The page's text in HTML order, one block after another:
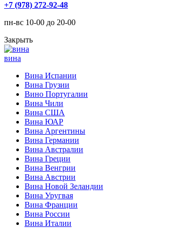
+7 (978) 272-92-48
пн-вс 10-00 до 20-00
Закрыть
вина
Вина Испании
Вина Грузии
Вино Португалии
Вина Чили
Вина США
Вина ЮАР
Вина Аргентины
Вина Германии
Вина Австралии
Вина Греции
Вина Венгрии
Вина Австрии
Вина Новой Зеландии
Вина Уругвая
Вина Франции
Вина России
Вина Италии